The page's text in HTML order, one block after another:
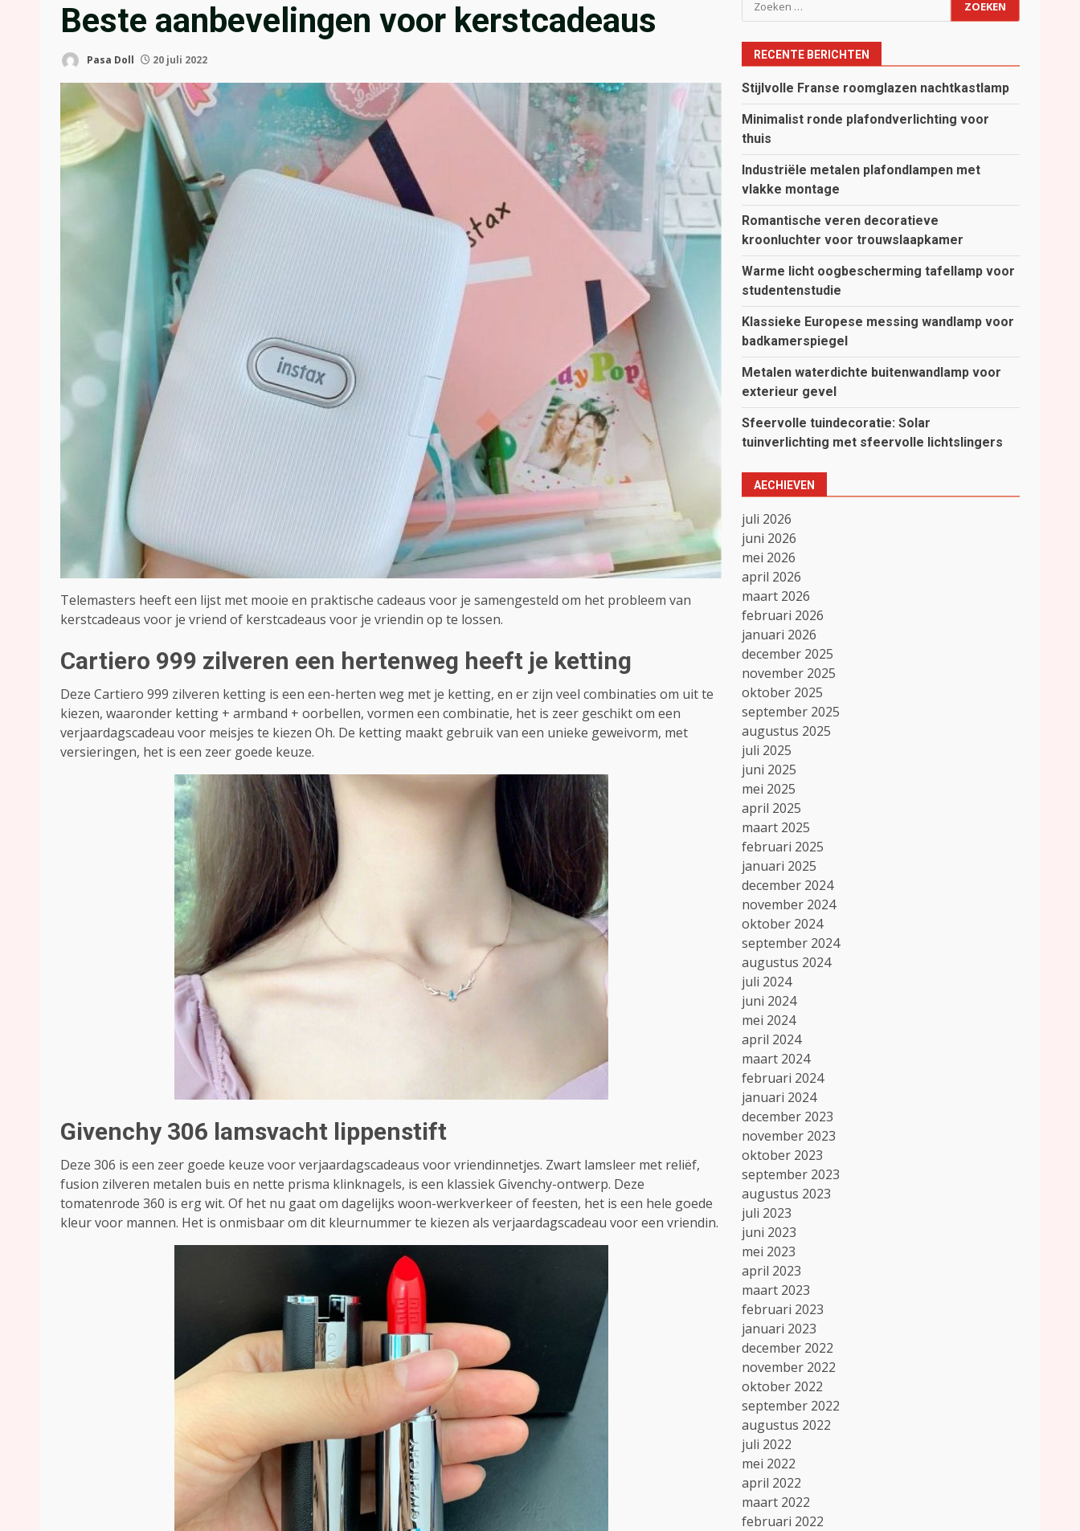
Beste aanbevelingen voor kerstcadeaus
Pasa Doll 20 juli 2022
Telemasters heeft een lijst met mooie en praktische cadeaus voor je samengesteld om het probleem van
kerstcadeaus voor je vriend of kerstcadeaus voor je vriendin op te lossen.
Cartiero 999 zilveren een hertenweg heeft je ketting
Deze Cartiero 999 zilveren ketting is een een-herten weg met je ketting, en er zijn veel combinaties om uit te
kiezen, waaronder ketting + armband + oorbellen, vormen een combinatie, het is zeer geschikt om een ​​
verjaardagscadeau voor meisjes te kiezen Oh. De ketting maakt gebruik van een unieke geweivorm, met
versieringen, het is een zeer goede keuze.
Givenchy 306 lamsvacht lippenstift
Deze 306 is een zeer goede keuze voor verjaardagscadeaus voor vriendinnetjes. Zwart lamsleer met reliëf,
fusion zilveren metalen buis en nette prisma klinknagels, is een klassiek Givenchy-ontwerp. Deze
tomatenrode 360 ​​is erg wit. Of het nu gaat om dagelijks woon-werkverkeer of feesten, het is een hele goede
kleur voor mannen. Het is onmisbaar om dit kleurnummer te kiezen als verjaardagscadeau voor een vriendin.
naar:
RECENTE BERICHTEN
Stijlvolle Franse roomglazen nachtkastlamp
Minimalist ronde plafondverlichting voor
thuis
Industriële metalen plafondlampen met
vlakke montage
Romantische veren decoratieve
kroonluchter voor trouwslaapkamer
Warme licht oogbescherming tafellamp voor
studentenstudie
Klassieke Europese messing wandlamp voor
badkamerspiegel
Metalen waterdichte buitenwandlamp voor
exterieur gevel
Sfeervolle tuindecoratie: Solar
tuinverlichting met sfeervolle lichtslingers
AECHIEVEN
juli 2026
juni 2026
mei 2026
april 2026
maart 2026
februari 2026
januari 2026
december 2025
november 2025
oktober 2025
september 2025
augustus 2025
juli 2025
juni 2025
mei 2025
april 2025
maart 2025
februari 2025
januari 2025
december 2024
november 2024
oktober 2024
september 2024
augustus 2024
juli 2024
juni 2024
mei 2024
april 2024
maart 2024
februari 2024
januari 2024
december 2023
november 2023
oktober 2023
september 2023
augustus 2023
juli 2023
juni 2023
mei 2023
april 2023
maart 2023
februari 2023
januari 2023
december 2022
november 2022
oktober 2022
september 2022
augustus 2022
juli 2022
mei 2022
april 2022
maart 2022
februari 2022